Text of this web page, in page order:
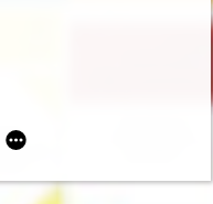
1939). Antologia